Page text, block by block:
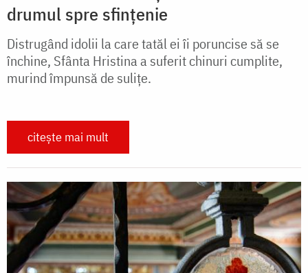
drumul spre sfințenie
Distrugând idolii la care tatăl ei îi poruncise să se
închine, Sfânta Hristina a suferit chinuri cumplite,
murind împunsă de sulițe.
citește mai mult